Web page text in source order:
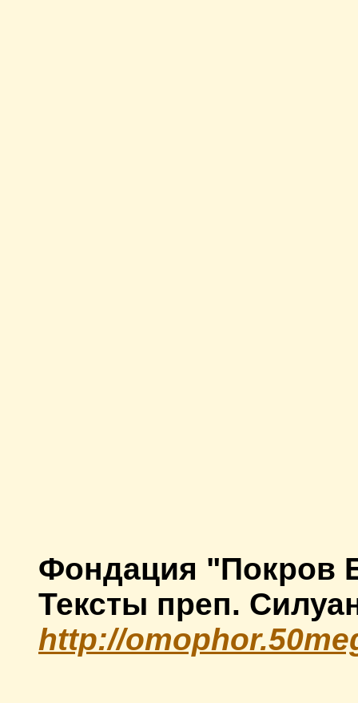
Фондация "Покров
Тексты преп.
http://